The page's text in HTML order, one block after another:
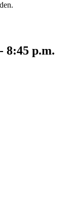
- 8:45 p.m.